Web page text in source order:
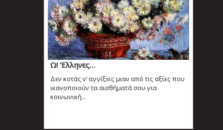
Ω! Έλληνες…
Δεν κοτάς ν’ αγγίξεις μιαν από τις αξίες που
ικανοποιούν τα αισθήματά σου για
κοινωνική...